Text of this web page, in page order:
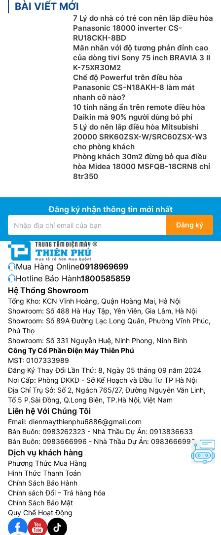
BÀI VIẾT MỚI
7 Lý do nhà có trẻ con nên lắp điều hòa
Panasonic 18000 inverter CS-
RU18CKH-8BD
Mãn nhãn với độ tương phản đỉnh cao
của dòng tivi Sony 75 inch BRAVIA 3 II
K-75XR30M2
Chế độ Powerful trên điều hòa
Panasonic CS-N18AKH-8 làm mát
nhanh cỡ nào?
10 tính năng ẩn trên remote điều hòa
Daikin mà 90% người dùng bỏ phí
5 Lý do nên lắp điều hòa Mitsubishi
20000 SRK60ZSX-W/SRC60ZSX-W3
cho phòng khách
Phòng khách 30m2 đừng bỏ qua điều
hòa Midea 18000 MSFQB-18CRN8 chỉ
8tr350
Đăng ký nhận thông tin mới nhất
Đăng ký
Mua Hàng Online:0918969699
Hotline Bảo Hành:1800585859
Hệ Thống Showroom
Tổng Kho: KCN Vĩnh Hoàng, Quận Hoàng Mai, Hà Nội
Showroom: Số 488 Hà Huy Tập, Yên Viên, Gia Lâm, Hà Nội
Showroom: Số 89A Đường Lạc Long Quân, Phường Vĩnh Phúc,
Phú Thọ
Showroom: Số 331 Nguyễn Huệ, Ninh Phong, Ninh Bình
Công Ty Cổ Phần Điện Máy Thiên Phú
MST: 0107333989
Đăng Ký Thay Đổi Lần Thứ: 8, Ngày 05 tháng 09 năm 2024
Nơi Cấp: Phòng DKKD - Sở Kế Hoạch và Đầu Tư TP Hà Nội
Địa Chỉ Trụ Sở: Số 2, Ngách 765/27, Đường Nguyễn Văn Linh,
Tổ 5 P.Sài Đồng, Q.Long Biên, TP.Hà Nội, Việt Nam
Liên hệ Với Chúng Tôi
Email: dienmaythienphu6886@gmail.com
Bán Buôn: 0983262323 - Nhà Thầu Dự Án: 0913836633
Bán Buôn: 0983666996 - Nhà Thầu Dự Án: 0983666996
Dịch vụ khách hàng
Phương Thức Mua Hàng
Hình Thức Thanh Toán
Chính Sách Bảo Hành
Chính sách Đổi – Trả hàng hóa
Chính Sách Bảo Mật
Quy Chế Hoạt Động